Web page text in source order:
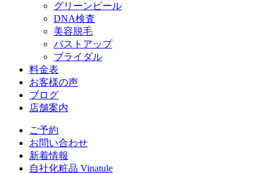
グリーンピール
DNA検査
美容脱毛
バストアップ
ブライダル
料金表
お客様の声
ブログ
店舗案内
ご予約
お問い合わせ
新着情報
自社化粧品 Vinatule